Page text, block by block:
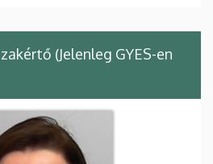
(Jelenleg GYES-en